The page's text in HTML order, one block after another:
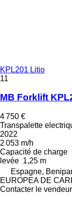
KPL201 Litio
11
MB Forklift
4 750 €
Transpalette
2022
2 053 m/h
Capacité de charge
levée 1,25 m
Espagne,
EUROPEA DE
Contacter le vendeur